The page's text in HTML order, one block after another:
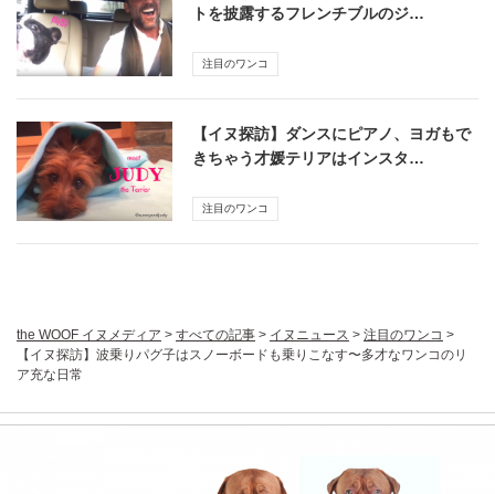
トを披露するフレンチブルのジ…
注目のワンコ
【イヌ探訪】ダンスにピアノ、ヨガもで
きちゃう才媛テリアはインスタ…
注目のワンコ
the WOOF イヌメディア > すべての記事 > イヌニュース > 注目のワンコ >
【イヌ探訪】波乗りパグ子はスノーボードも乗りこなす〜多才なワンコのリ
ア充な日常